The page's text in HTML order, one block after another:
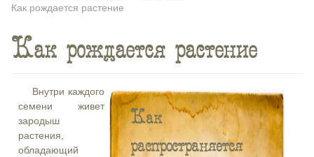
Как рождается растение
Как рождается растение
Как
распространяется
Внутри каждого
семени живет
зародыш
растения,
обладающий